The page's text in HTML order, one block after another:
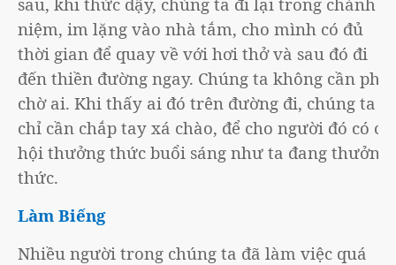
niệm, im lặng vào nhà tắm, cho mình có đủ
thời gian để quay về với hơi thở và sau đó đi
đến thiền đường ngay. Chúng ta không cần phải
chờ ai. Khi thấy ai đó trên đường đi, chúng ta
chỉ cần chắp tay xá chào, để cho người đó có cơ
hội thưởng thức buổi sáng như ta đang thưởng
thức.
Làm Biếng
Nhiều người trong chúng ta đã làm việc quá